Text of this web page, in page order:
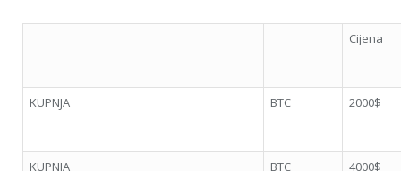
Cijena
KUPNJA BTC 2000$
KUPNJA BTC 4000$